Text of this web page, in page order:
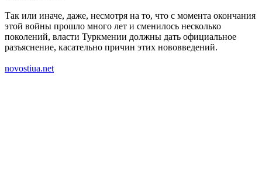
Так или иначе, даже, несмотря на то, что с момента окончания
этой войны прошло много лет и сменилось несколько
поколений, власти Туркмении должны дать официальное
разъяснение, касательно причин этих нововведений.
novostiua.net